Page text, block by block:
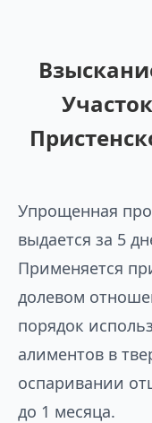
Упрощенная
выдается за 5
Применяется
долевом
порядок
алиментов в
оспаривании
до 1 месяца.